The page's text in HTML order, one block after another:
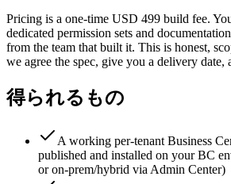
Pricing is a one-time USD 499 build fee.
dedicated permission sets and
from the team that built it. This is honest,
we agree the spec, give you a delivery date,
得られるもの
A working per-tenant Business
published and installed on your BC
or on-prem/hybrid via Admin Center)